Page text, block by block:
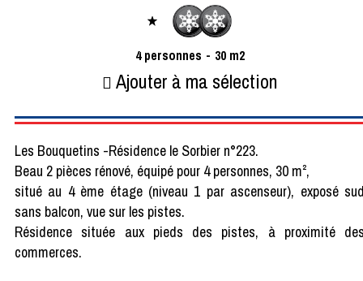
4 personnes 30 m2
Ajouter à ma sélection
Les Bouquetins -Résidence le Sorbier n°223.
Beau 2 pièces rénové, équipé pour 4 personnes, 30 m²,
situé au 4 ème étage (niveau 1 par ascenseur), exposé
sans balcon, vue sur les pistes.
Résidence située aux pieds des pistes, à proximité
commerces.